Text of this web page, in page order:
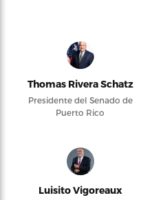
Thomas Rivera Schatz
Presidente del Senado de
Puerto Rico
Luisito Vigoreaux